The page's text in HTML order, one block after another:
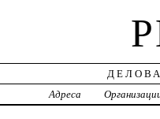
Адреса